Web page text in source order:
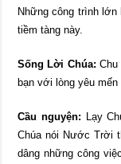
Những công trình lớn
tiềm tàng này.
Sống Lời Chúa: Chu
bạn với lòng yêu mến
Cầu nguyện: Lạy
Chúa nói Nước Trời
dâng những công